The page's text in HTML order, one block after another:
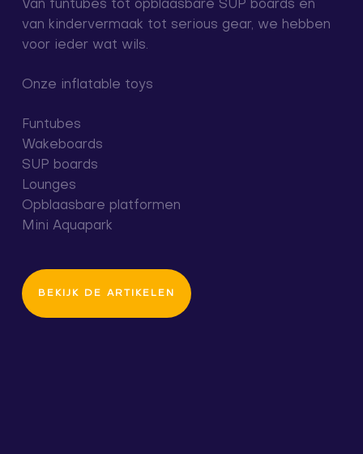
Van funtubes tot opblaasbare SUP boards en
van kindervermaak tot serious gear, we hebben
voor ieder wat wils.
Onze inflatable toys
Funtubes
Wakeboards
SUP boards
Lounges
Opblaasbare platformen
Mini Aquapark
BEKIJK DE ARTIKELEN